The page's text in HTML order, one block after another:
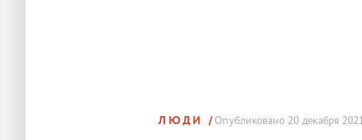
ЛЮДИ Опубликовано 20 декабря